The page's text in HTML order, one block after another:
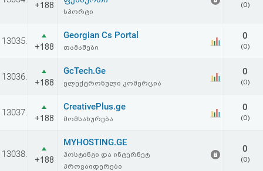
+188
სპორტი
(0)
13035.
+188
Georgian Cs Portal
თამაშები
0
(0)
13036.
+188
GcTech.Ge
ელექტრონული კომერცია
0
(0)
13037.
+188
CreativePlus.ge
მომსახურება
0
(0)
13038.
+188
MYHOSTING.GE
ჰოსტინგი და ინტერნეტ
პროვაიდერები
0
(0)